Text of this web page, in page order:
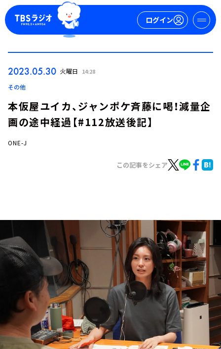
ログイン
お知らせ
イベント・グッズ
YouTube
会社情報
2023.05.30 火曜日 14:28
その他
本仮屋ユイカ、ジャンポケ斉藤に喝！減量企
画の途中経過【#112放送後記】
ONE-J
この記事をシェア